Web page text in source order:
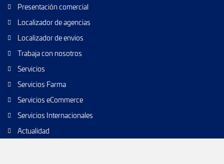
Presentación comercial
Localizador de agencias
Localizador de envios
Trabaja con nosotros
Servicios
Servicios Farma
Servicios eCommerce
Servicios Internacionales
Actualidad